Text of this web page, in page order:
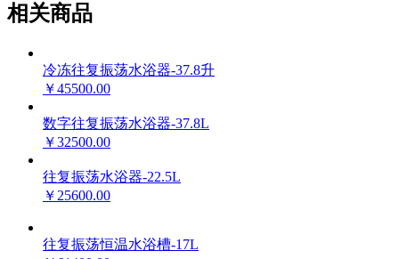
相关商品
冷冻往复振荡水浴器-37.8升
￥45500.00
数字往复振荡水浴器-37.8L
￥32500.00
往复振荡水浴器-22.5L
￥25600.00
往复振荡恒温水浴槽-17L